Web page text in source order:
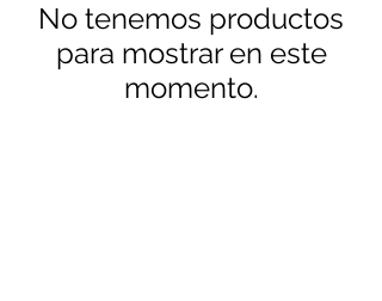
No tenemos productos
para mostrar en este
momento.